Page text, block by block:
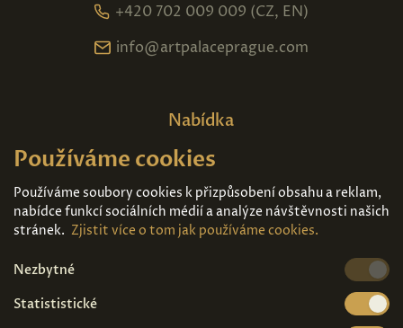
+420 702 009 009 (CZ, EN)
info@artpalaceprague.com
Nabídka
Domů
Expozice
Kontakt
Díla k prodeji
Vstupenky
Používáme cookies
Používáme soubory cookies k přizpůsobení obsahu a reklam,
nabídce funkcí sociálních médií a analýze návštěvnosti našich
stránek. Zjistit více o tom jak používáme cookies.
Nezbytné
Statististické